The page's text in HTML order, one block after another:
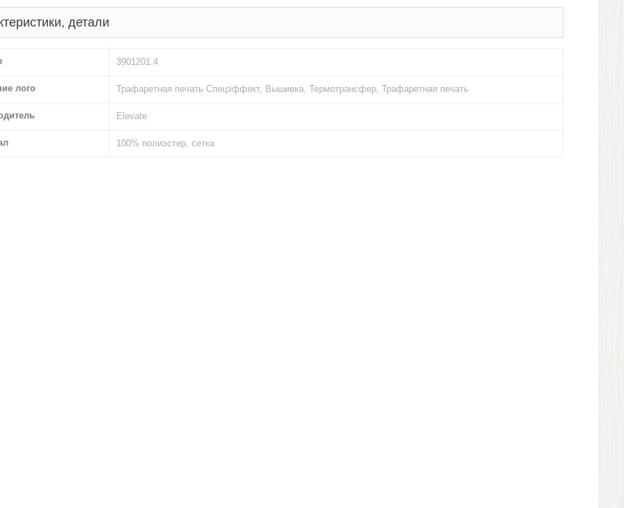
детали
3901201.4
лого Трафаретная печать Спецэффект, Вышивка, Термотрансфер, Трафаретная печать
Elevate
100% полиэстер, сетка